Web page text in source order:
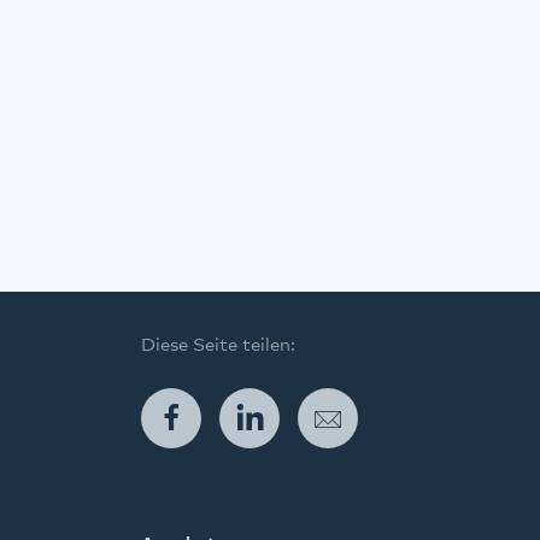
Diese Seite teilen:
FacebookLinkedIn